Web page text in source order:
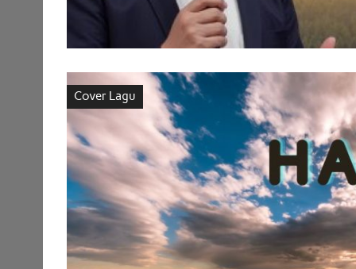
Cover Lagu